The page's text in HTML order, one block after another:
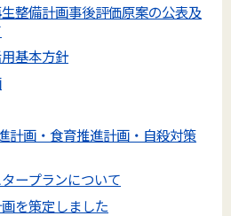
整備計画事後評価原案の公表及
基本方針
計画・食育推進計画・自殺対策
ープランについて
を策定しました